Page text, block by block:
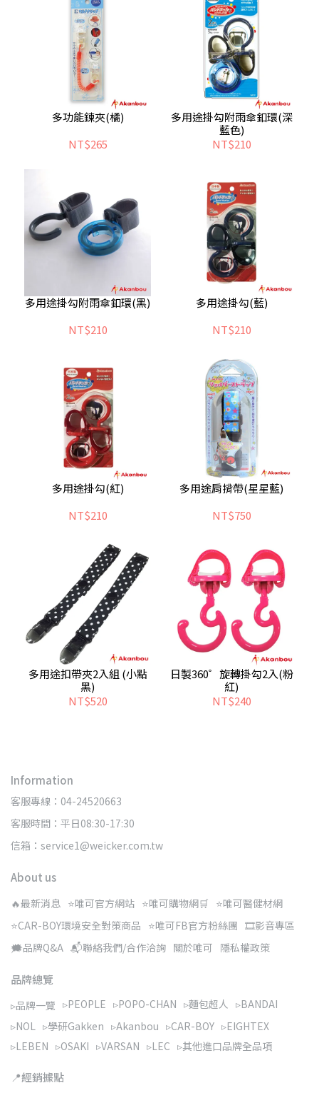
多功能鍊夾(橘)
NT$265
多用途掛勾附雨傘釦環(深
藍色)
NT$210
多用途掛勾附雨傘釦環(黑)
NT$210
多用途掛勾(藍)
NT$210
多用途掛勾(紅)
NT$210
多用途肩揹帶(星星藍)
NT$750
多用途扣帶夾2入組 (小點
黑)
NT$520
日製360゜旋轉掛勾2入(粉
紅)
NT$240
Information
客服專線：04-24520663
客服時間：平日08:30-17:30
信箱：service1@weicker.com.tw
About us
🔥最新消息 ⭐唯可官方網站 ⭐唯可購物網🛒 ⭐唯可醫健材網
⭐CAR-BOY環境安全對策商品 ⭐唯可FB官方粉絲團 🎞️影音專區
🗯️品牌Q&A 📬聯絡我們/合作洽詢 關於唯可 隱私權政策
品牌總覽
▹品牌一覽 ▹PEOPLE ▹POPO-CHAN ▹麵包超人 ▹BANDAI
▹NOL ▹學研Gakken ▹Akanbou ▹CAR-BOY ▹EIGHTEX
▹LEBEN ▹OSAKI ▹VARSAN ▹LEC ▹其他進口品牌全品項
📍經銷據點